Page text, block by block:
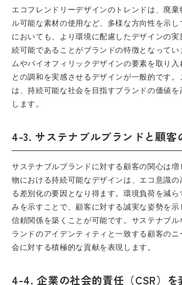
エコフレンドリーデザインのトレンドは、廃棄
ル可能な素材の使用など、多様な方向性を示し
においても、より環境に配慮したデザインの
続可能であることがブランドの特徴となってい
ムやバイオフィリックデザインの要素を取り
との調和を実感させるデザインが一般的です。
は、持続可能な社会を目指すブランドの価値
します。
4-3. サステナブルブランドと顧客
サステナブルブランドに対する顧客の関心は増
物における持続可能なデザインは、エコ意識の
る差別化の要因となり得ます。環境負荷を減ら
みを示すことで、顧客に対する誠実な姿勢を示
信頼関係を築くことが可能です。サステナブル
ランドのアイデンティティと一致する顧客のニ
会に対する積極的な貢献を表現します。
4-4. 企業の社会的責任（CSR）を